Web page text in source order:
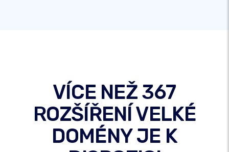
VÍCE NEŽ 367
ROZŠÍŘENÍ VELKÉ
DOMÉNY JE K